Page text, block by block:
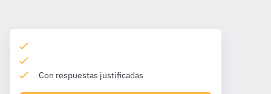
Con respuestas justificadas